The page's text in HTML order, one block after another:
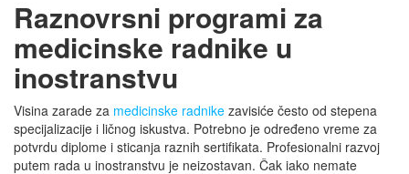
Raznovrsni programi za
medicinske radnike u
inostranstvu
Visina zarade za medicinske radnike zavisiće često od stepena
specijalizacije i ličnog iskustva. Potrebno je određeno vreme za
potvrdu diplome i sticanja raznih sertifikata. Profesionalni razvoj
putem rada u inostranstvu je neizostavan. Čak iako nemate